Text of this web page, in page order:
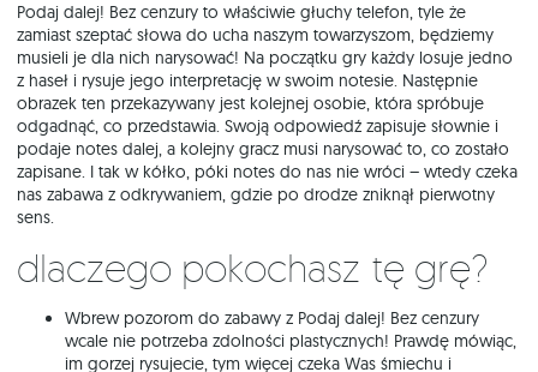
Podaj dalej! Bez cenzury to właściwie głuchy telefon, tyle że
zamiast szeptać słowa do ucha naszym towarzyszom, będziemy
musieli je dla nich narysować! Na początku gry każdy losuje jedno
z haseł i rysuje jego interpretację w swoim notesie. Następnie
obrazek ten przekazywany jest kolejnej osobie, która spróbuje
odgadnąć, co przedstawia. Swoją odpowiedź zapisuje słownie i
podaje notes dalej, a kolejny gracz musi narysować to, co zostało
zapisane. I tak w kółko, póki notes do nas nie wróci – wtedy czeka
nas zabawa z odkrywaniem, gdzie po drodze zniknął pierwotny
sens.
Dlaczego pokochasz tę grę?
Wbrew pozorom do zabawy z Podaj dalej! Bez cenzury
wcale nie potrzeba zdolności plastycznych! Prawdę mówiąc,
im gorzej rysujecie, tym więcej czeka Was śmiechu i